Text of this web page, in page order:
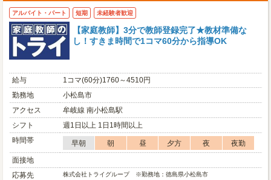
アルバイト・パート 短期 未経験者歓迎
【家庭教師】3分で教師登録完了★教材準備な
し！すきま時間で1コマ60分から指導OK
給与
1コマ(60分)1760～4510円
勤務地
小松島市
アクセス
牟岐線 南小松島駅
シフト
週1日以上 1日1時間以上
時間帯
早朝 朝 昼 夕方 夜
夜勤
面接地
応募先
株式会社トライグループ ※勤務地：徳島県小松島市